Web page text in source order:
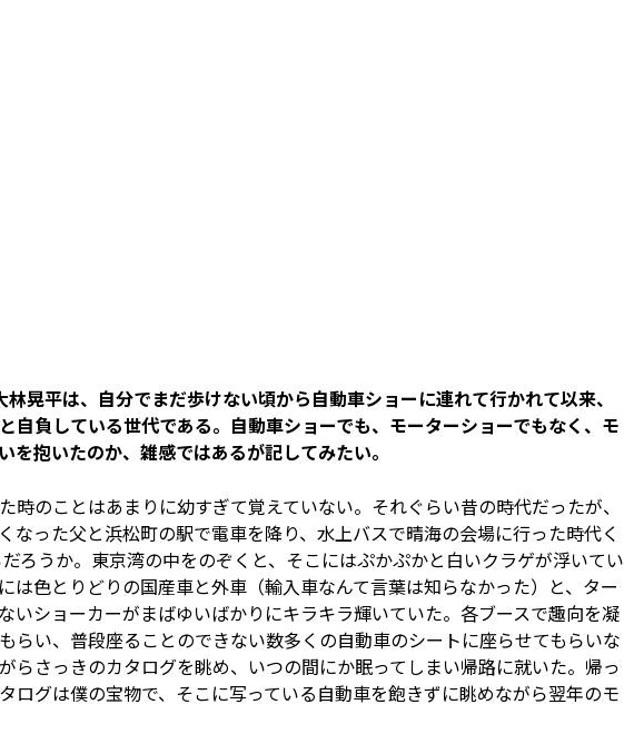
晃平は、自分でまだ歩けない頃から自動車ショーに連れて行かれて以来、
自負している世代である。自動車ショーでも、モーターショーでもなく、モ
抱いたのか、雑感ではあるが記してみたい。
時のことはあまりに幼すぎて覚えていない。それぐらい昔の時代だったが、
なった父と浜松町の駅で電車を降り、水上バスで晴海の会場に行った時代く
ろうか。東京湾の中をのぞくと、そこにはぷかぷかと白いクラゲが浮いてい
は色とりどりの国産車と外車（輸入車なんて言葉は知らなかった）と、ター
いショーカーがまばゆいばかりにキラキラ輝いていた。各ブースで趣向を凝
らい、普段座ることのできない数多くの自動車のシートに座らせてもらいな
らさっきのカタログを眺め、いつの間にか眠ってしまい帰路に就いた。帰っ
ログは僕の宝物で、そこに写っている自動車を飽きずに眺めながら翌年のモ